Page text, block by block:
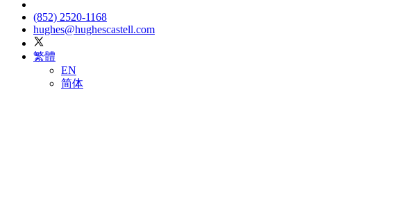
(852) 2520-1168
hughes@hughescastell.com
繁體
EN
简体